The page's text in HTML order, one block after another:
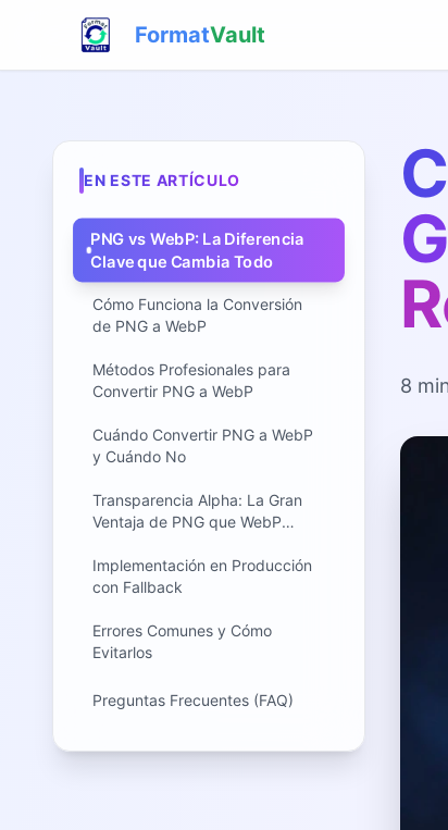
FormatVault
EN ESTE ARTÍCULO
PNG vs WebP: La Diferencia
Clave que Cambia Todo
Cómo Funciona la Conversión
de PNG a WebP
Métodos Profesionales para
Convertir PNG a WebP
Cuándo Convertir PNG a WebP
y Cuándo No
Transparencia Alpha: La Gran
Ventaja de PNG que WebP
Implementación en Producción
con Fallback
Errores Comunes y Cómo
Evitarlos
Preguntas Frecuentes (FAQ)
8